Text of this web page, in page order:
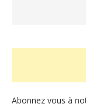
Abonnez vous à